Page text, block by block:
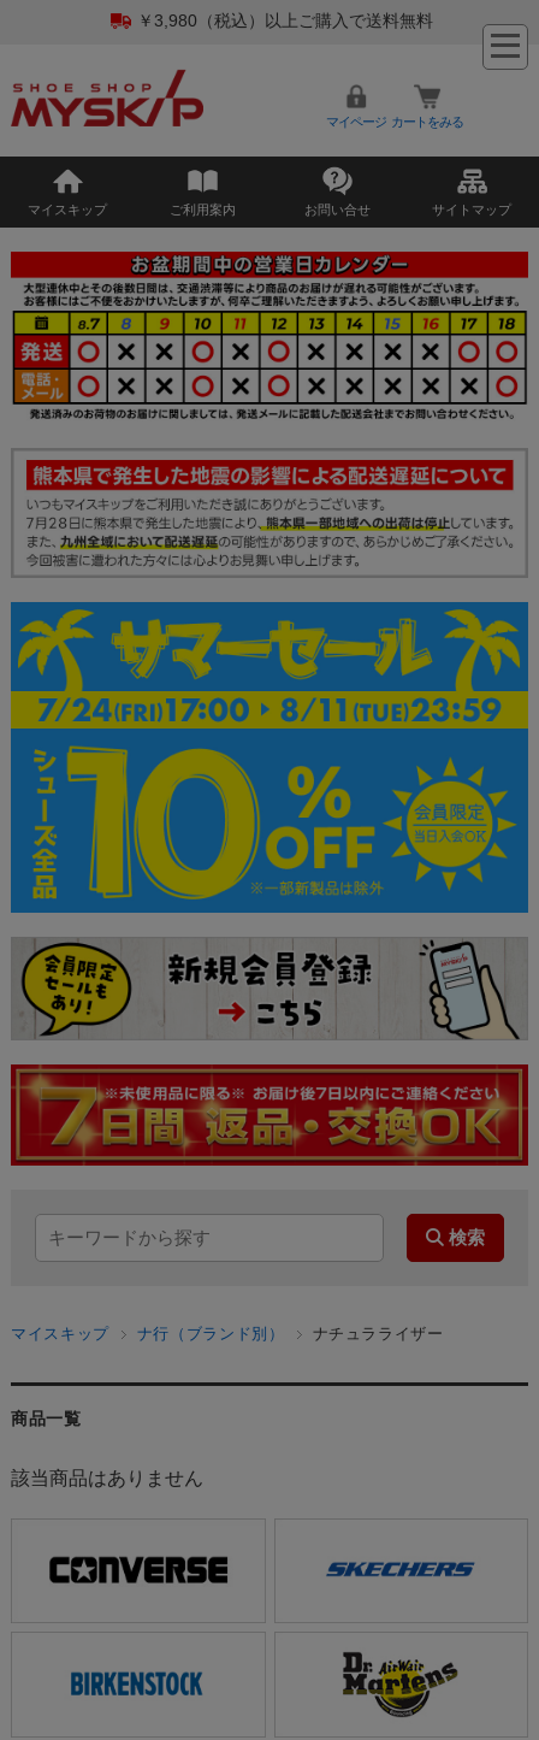
￥3,980（税込）以上ご購入で送料無料
マイページ カートをみる
マイスキップ ご利用案内 お問い合せ サイトマップ
マイスキップ ナ行（ブランド別） ナチュラライザー
商品一覧
該当商品はありません